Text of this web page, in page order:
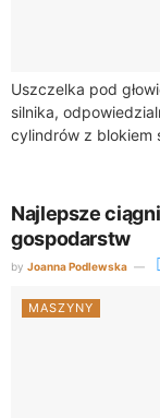
Uszczelka pod
silnika,
cylindrów z blokiem
Najlepsze
gospodarstw
by Joanna Podlewska
MASZYNY